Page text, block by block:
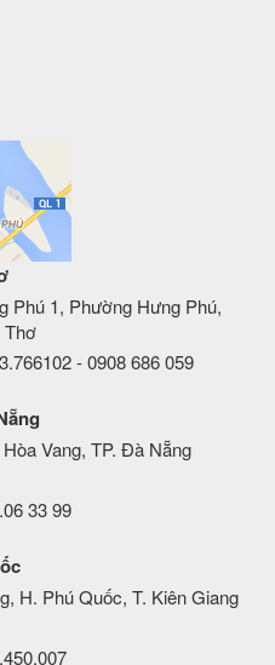
Phú 1, Phường Hưng Phú,
Thơ
- 0908 686 059
Vang, TP. Đà Nẵng
33 99
H. Phú Quốc, T. Kiên Giang